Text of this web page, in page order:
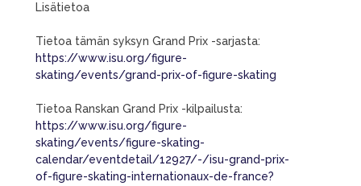
Lisätietoa
Tietoa tämän syksyn Grand Prix -sarjasta:
https://www.isu.org/figure-
skating/events/grand-prix-of-figure-skating
Tietoa Ranskan Grand Prix -kilpailusta:
https://www.isu.org/figure-
skating/events/figure-skating-
calendar/eventdetail/12927/-/isu-grand-prix-
of-figure-skating-internationaux-de-france?